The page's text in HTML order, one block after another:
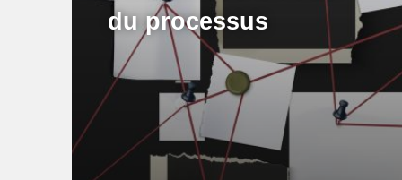
du processus